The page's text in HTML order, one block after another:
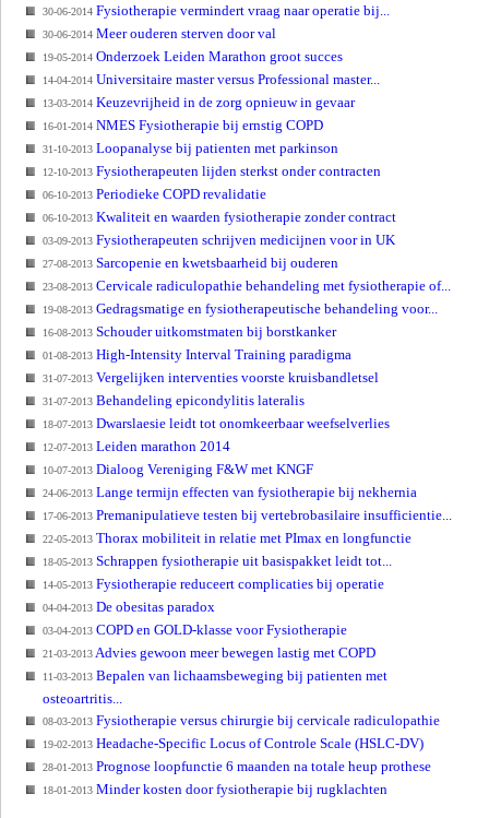
30-06-2014 Fysiotherapie vermindert vraag naar operatie bij...
30-06-2014 Meer ouderen sterven door val
19-05-2014 Onderzoek Leiden Marathon groot succes
14-04-2014 Universitaire master versus Professional master...
13-03-2014 Keuzevrijheid in de zorg opnieuw in gevaar
16-01-2014 NMES Fysiotherapie bij ernstig COPD
31-10-2013 Loopanalyse bij patienten met parkinson
12-10-2013 Fysiotherapeuten lijden sterkst onder contracten
06-10-2013 Periodieke COPD revalidatie
06-10-2013 Kwaliteit en waarden fysiotherapie zonder contract
03-09-2013 Fysiotherapeuten schrijven medicijnen voor in UK
27-08-2013 Sarcopenie en kwetsbaarheid bij ouderen
23-08-2013 Cervicale radiculopathie behandeling met fysiotherapie of...
19-08-2013 Gedragsmatige en fysiotherapeutische behandeling voor...
16-08-2013 Schouder uitkomstmaten bij borstkanker
01-08-2013 High-Intensity Interval Training paradigma
31-07-2013 Vergelijken interventies voorste kruisbandletsel
31-07-2013 Behandeling epicondylitis lateralis
18-07-2013 Dwarslaesie leidt tot onomkeerbaar weefselverlies
12-07-2013 Leiden marathon 2014
10-07-2013 Dialoog Vereniging F&W met KNGF
24-06-2013 Lange termijn effecten van fysiotherapie bij nekhernia
17-06-2013 Premanipulatieve testen bij vertebrobasilaire insufficientie...
22-05-2013 Thorax mobiliteit in relatie met PImax en longfunctie
18-05-2013 Schrappen fysiotherapie uit basispakket leidt tot...
14-05-2013 Fysiotherapie reduceert complicaties bij operatie
04-04-2013 De obesitas paradox
03-04-2013 COPD en GOLD-klasse voor Fysiotherapie
21-03-2013 Advies gewoon meer bewegen lastig met COPD
11-03-2013 Bepalen van lichaamsbeweging bij patienten met
osteoartritis...
08-03-2013 Fysiotherapie versus chirurgie bij cervicale radiculopathie
19-02-2013 Headache-Specific Locus of Controle Scale (HSLC-DV)
28-01-2013 Prognose loopfunctie 6 maanden na totale heup prothese
18-01-2013 Minder kosten door fysiotherapie bij rugklachten